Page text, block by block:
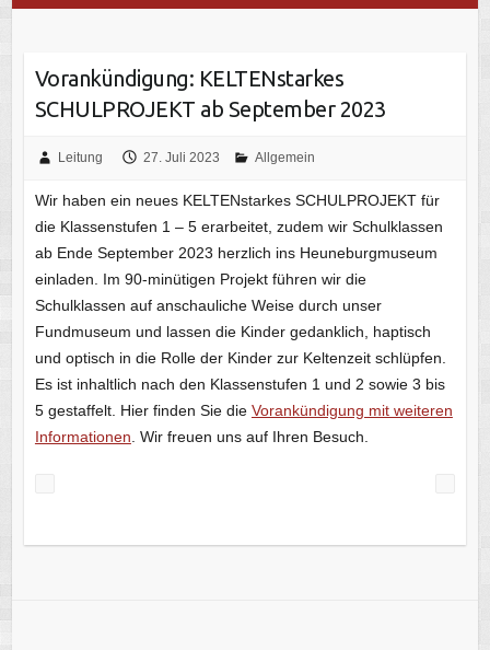
Vorankündigung: KELTENstarkes
SCHULPROJEKT ab September 2023
Leitung 27. Juli 2023 Allgemein
Wir haben ein neues KELTENstarkes SCHULPROJEKT für
die Klassenstufen 1 – 5 erarbeitet, zudem wir Schulklassen
ab Ende September 2023 herzlich ins Heuneburgmuseum
einladen. Im 90-minütigen Projekt führen wir die
Schulklassen auf anschauliche Weise durch unser
Fundmuseum und lassen die Kinder gedanklich, haptisch
und optisch in die Rolle der Kinder zur Keltenzeit schlüpfen.
Es ist inhaltlich nach den Klassenstufen 1 und 2 sowie 3 bis
5 gestaffelt. Hier finden Sie die Vorankündigung mit weiteren
Informationen . Wir freuen uns auf Ihren Besuch.